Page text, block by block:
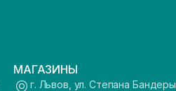
МАГАЗИНЫ
г. Львов, ул. Степана